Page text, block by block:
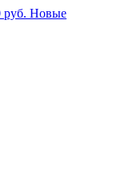
руб. Новые